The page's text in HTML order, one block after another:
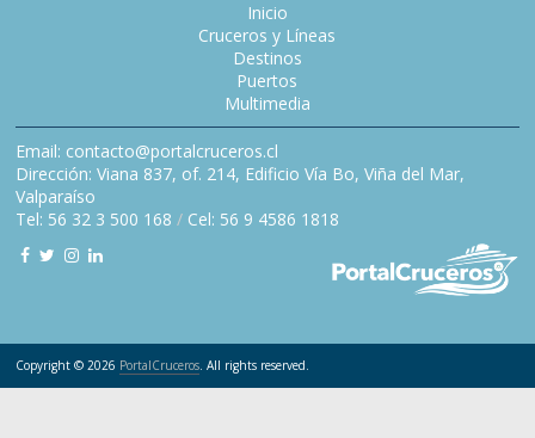
Inicio
Cruceros y Líneas
Destinos
Puertos
Multimedia
Email: contacto@portalcruceros.cl
Dirección: Viana 837, of. 214, Edificio Vía Bo, Viña del Mar,
Valparaíso
Tel: 56 32 3 500 168 / Cel: 56 9 4586 1818
Copyright © 2026 PortalCruceros. All rights reserved.